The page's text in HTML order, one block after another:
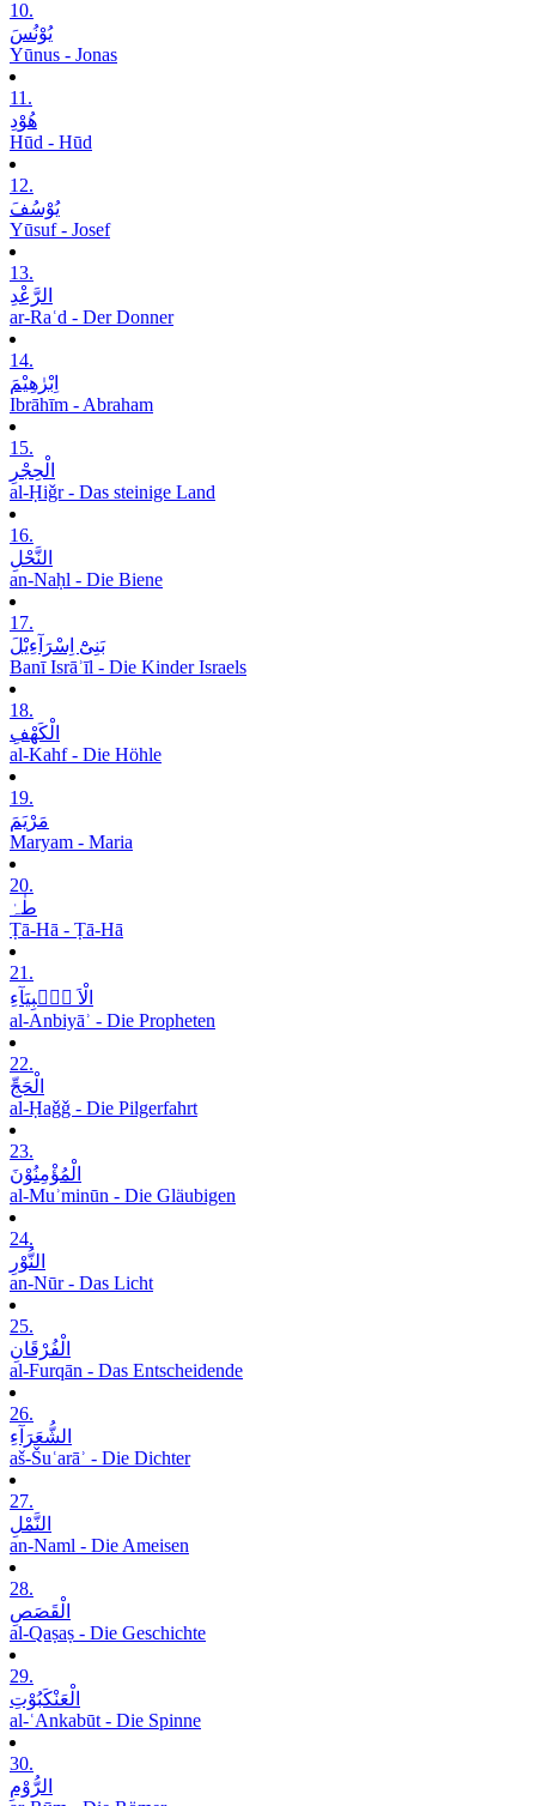
10.
یُوْنُسَ
Yūnus - Jonas
11.
ھُوْدِ
Hūd - Hūd
12.
یُوْسُفَ
Yūsuf - Josef
13.
الرَّعْدِ
ar-Raʿd - Der Donner
14.
اِبْرٰھِیْمَ
Ibrāhīm - Abraham
15.
الْحِجْرِ
al-Ḥiǧr - Das steinige Land
16.
النَّحْلِ
an-Naḥl - Die Biene
17.
بَنِیْٓ اِسْرَآءِیْلَ
Banī Isrāʾīl - Die Kinder Israels
18.
الْکَھْفِ
al-Kahf - Die Höhle
19.
مَرْیَمَ
Maryam - Maria
20.
طٰہٰ
Ṭā-Hā - Ṭā-Hā
21.
الْاَ نۡۢبِیَآءِ
al-Anbiyāʾ - Die Propheten
22.
الْحَجِّ
al-Ḥaǧǧ - Die Pilgerfahrt
23.
الْمُؤْمِنُوْنَ
al-Muʾminūn - Die Gläubigen
24.
النُّوْرِ
an-Nūr - Das Licht
25.
الْفُرْقَانِ
al-Furqān - Das Entscheidende
26.
الشُّعَرَآءِ
aš-Šuʿarāʾ - Die Dichter
27.
النَّمْلِ
an-Naml - Die Ameisen
28.
الْقَصَصِ
al-Qaṣaṣ - Die Geschichte
29.
الْعَنْکَبُوْتِ
al-ʿAnkabūt - Die Spinne
30.
الرُّوْمِ